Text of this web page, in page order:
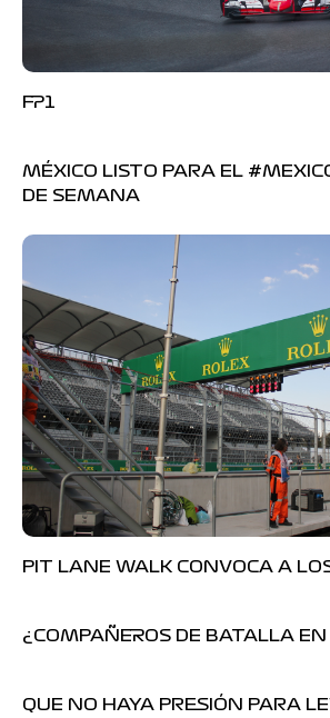
FP1
MÉXICO LISTO PARA EL
DE SEMANA
PIT LANE WALK CONVOCA A
¿COMPAÑEROS DE BATALLA
QUE NO HAYA PRESIÓN PARA